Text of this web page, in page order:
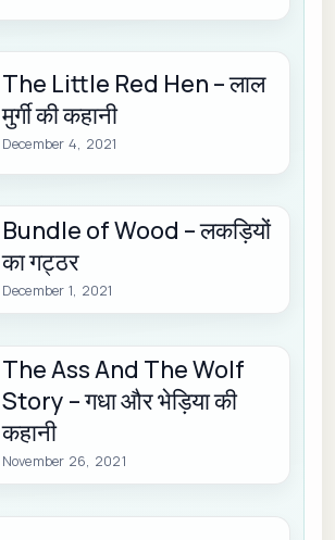
The Little Red Hen – लाल
मुर्गी की कहानी
December 4, 2021
Bundle of Wood – लकड़ियों
का गट्ठर
December 1, 2021
The Ass And The Wolf
Story – गधा और भेड़िया की
कहानी
November 26, 2021